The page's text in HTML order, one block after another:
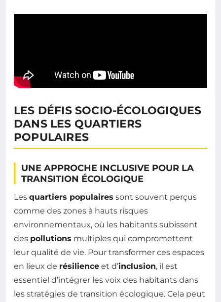
LES DÉFIS SOCIO-ÉCOLOGIQUES
DANS LES QUARTIERS
POPULAIRES
UNE APPROCHE INCLUSIVE POUR LA
TRANSITION ÉCOLOGIQUE
Les quartiers populaires sont souvent perçus
comme des zones à hauts risques
environnementaux, où les habitants subissent
des pollutions multiples qui compromettent
leur qualité de vie. Pour transformer ces espaces
en lieux de résilience et d’inclusion, il est
essentiel d’intégrer les voix des habitants dans
les stratégies de transition écologique. Cela peut